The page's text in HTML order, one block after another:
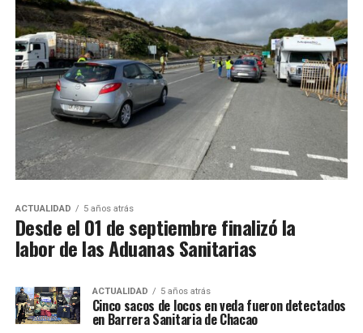
ACTUALIDAD 5 años atrás
Desde el 01 de septiembre finalizó la
labor de las Aduanas Sanitarias
ACTUALIDAD 5 años atrás
Cinco sacos de locos en veda fueron detectados
en Barrera Sanitaria de Chacao